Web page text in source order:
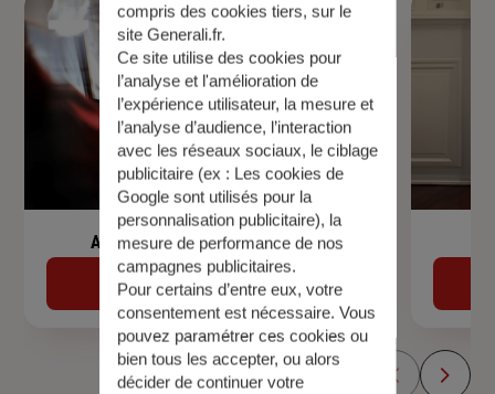
Assurance de prêt immobilier
Découvrir
compris des cookies tiers, sur le
site Generali.fr.
Ce site utilise des cookies pour
l’analyse et l'amélioration de
l’expérience utilisateur, la mesure et
l’analyse d’audience, l’interaction
avec les réseaux sociaux, le ciblage
publicitaire (ex : Les cookies de
Google sont utilisés pour la
personnalisation publicitaire), la
mesure de performance de nos
campagnes publicitaires.
Pour certains d’entre eux, votre
consentement est nécessaire. Vous
pouvez paramétrer ces cookies ou
bien tous les accepter, ou alors
décider de continuer votre